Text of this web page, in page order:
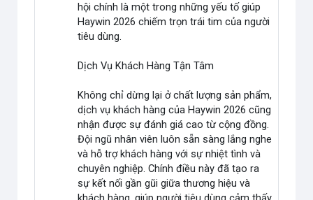
hội chính là một trong những yếu tố giúp
Haywin 2026 chiếm trọn trái tim của người
tiêu dùng.
Dịch Vụ Khách Hàng Tận Tâm
Không chỉ dừng lại ở chất lượng sản phẩm,
dịch vụ khách hàng của Haywin 2026 cũng
nhận được sự đánh giá cao từ cộng đồng.
Đội ngũ nhân viên luôn sẵn sàng lắng nghe
và hỗ trợ khách hàng với sự nhiệt tình và
chuyên nghiệp. Chính điều này đã tạo ra
sự kết nối gần gũi giữa thương hiệu và